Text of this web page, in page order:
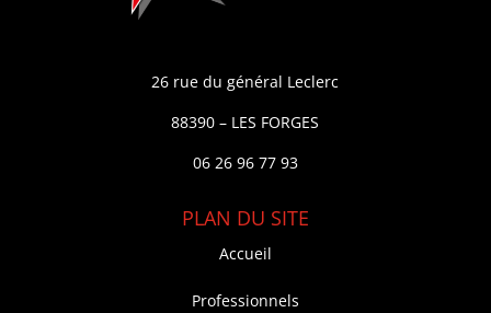
26 rue du général Leclerc
88390 – LES FORGES
06 26 96 77 93
PLAN DU SITE
Accueil
Professionnels